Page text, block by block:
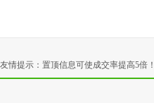
友情提示：置顶信息可使成交率提高5倍！